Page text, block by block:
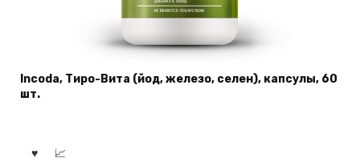
Incoda, Тиро-Вита (йод, железо, селен), капсулы, 60
шт.